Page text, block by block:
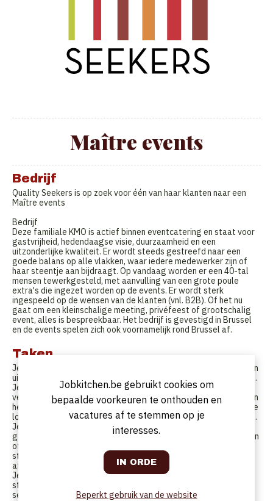
Maître events
Bedrijf
Quality Seekers is op zoek voor één van haar klanten naar een
Maître events
Bedrijf
Deze familiale KMO is actief binnen eventcatering en staat voor
gastvrijheid, hedendaagse visie, duurzaamheid en een
uitzonderlijke kwaliteit. Er wordt steeds gestreefd naar een
goede balans op alle vlakken, waar iedere medewerker zijn of
haar steentje aan bijdraagt. Op vandaag worden er een 40-tal
mensen tewerkgesteld, met aanvulling van een grote poule
extra's die ingezet worden op de events. Er wordt sterk
ingespeeld op de wensen van de klanten (vnl. B2B). Of het nu
gaat om een kleinschalige meeting, privéfeest of grootschalig
event, alles is bespreekbaar. Het bedrijf is gevestigd in Brussel
en de events spelen zich ook voornamelijk rond Brussel af.
Taken
Je maakt deel uit van het operationele team en je zorgt voor een
uitstekend verloop van de evenementen die jou zijn toegewezen.
Je spreekt het dossier grondig door met de commercieel
verantwoordelijke en zorgt voor de praktische voorbereiding van
het event. Je coördineert eventuele opbouw en aankleding op de
locatie en geeft een grondige briefing aan het team van kelners.
Je ontvangt de klant en gasten, alsook blijf je gedurende het
ganse event het aanspreekpunt. Je communiceert met de keuken
of andere aanwezige partijen over timing en organisatie en
stuurt het operationele team aan. Je zorgt voor een correcte
afsluit van het event of de locatie.
Je werkt flexibel, naargelang de evenementen die gepland
staan. De piekmomenten bevinden zich in mei-juni en tussen
september-december.
Jobkitchen.be gebruikt cookies om
bepaalde voorkeuren te onthouden en
vacatures af te stemmen op je
interesses.
Beperkt gebruik van de website